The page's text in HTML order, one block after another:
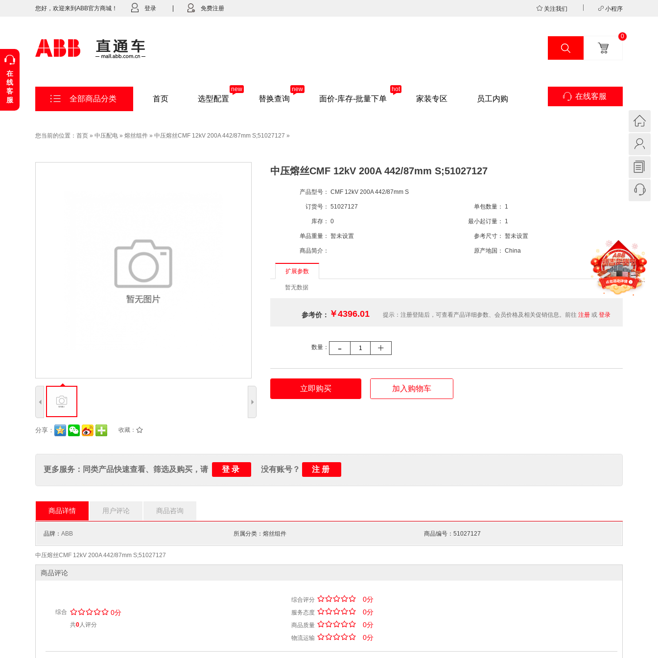
您好，欢迎来到ABB官方商城！ 登录 免费注册 关注我们 小程序
0
全部商品分类 首页 选型配置
new
替换查询
new
面价-库存-批量下单
hot
家装专区 员工内购 在线客服
您当前的位置： 首页 » 中压配电 » 熔丝组件 » 中压熔丝CMF 12kV 200A 442/87mm S;51027127 »
4 5
分享： 收藏： /
中压熔丝CMF 12kV 200A 442/87mm S;51027127
产品型号： CMF 12kV 200A 442/87mm S
订货号： 51027127 单包数量： 1
库存： 0 最小起订量： 1
单品重量： 暂未设置 参考尺寸： 暂未设置
商品简介： 原产地国： China
扩展参数
暂无数据
参考价： ￥4396.01 提示：注册登陆后，可查看产品详细参数、会员价格及相关促销信息。前往 注册 或 登录
数量： - +
立即购买 加入购物车
更多服务：同类产品快速查看、筛选及购买，请 登录 没有账号？ 注册
商品详情 用户评论 商品咨询
品牌： ABB 所属分类：熔丝组件 商品编号：51027127
中压熔丝CMF 12kV 200A 442/87mm S;51027127
商品评论
综合 /////
..... 0分
共0人评分
综合评分 /////
..... 0分
服务态度 /////
..... 0分
商品质量 /////
..... 0分
物流运输 /////
..... 0分
在
线
客
服